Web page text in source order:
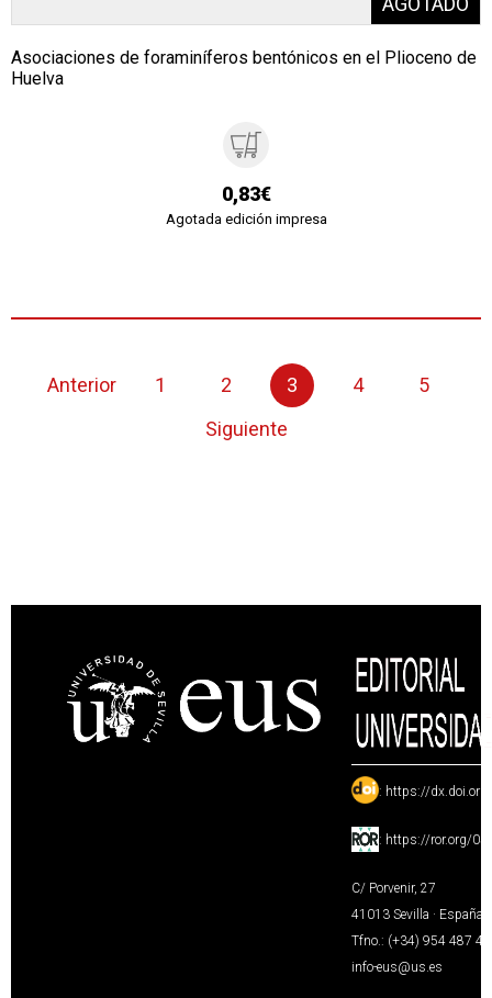
Asociaciones de foraminíferos bentónicos en el Plioceno de
Huelva
0,83€
Agotada edición impresa
Anterior 1 2 3 4
5
Siguiente
: https://
: https://ror.org/
C/ Porvenir, 27
41013 Sevilla · España
Tfno.: (+34) 954 487
info-eus@us.es